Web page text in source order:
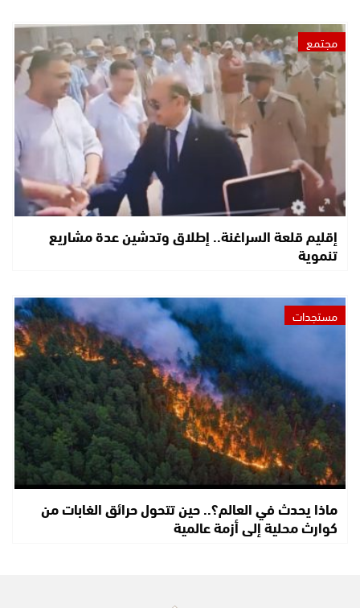
مجتمع
إقليم قلعة السراغنة.. إطلاق وتدشين عدة مشاريع
تنموية
مستجدات
ماذا يحدث في العالم؟.. حين تتحول حرائق الغابات من
كوارث محلية إلى أزمة عالمية